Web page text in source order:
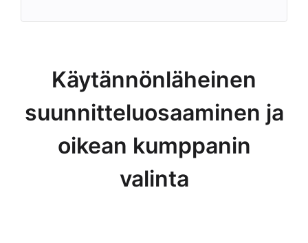
Käytännönläheinen
suunnitteluosaaminen ja
oikean kumppanin
valinta